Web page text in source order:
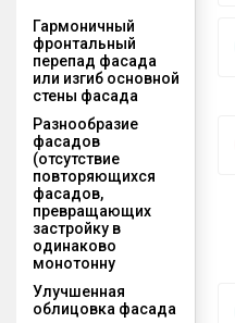
Гармоничный
фронтальный
перепад фасада
или изгиб основной
стены фасада
Разнообразие
фасадов
(отсутствие
повторяющихся
фасадов,
превращающих
застройку в
одинаково
монотонну
Улучшенная
облицовка фасада